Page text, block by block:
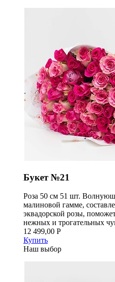
Букет №21
Роза 50 см 51 шт.
малиновой гамме,
эквадорской розы,
нежных и трогательных
12 499,00 Р
Купить
Наш выбор